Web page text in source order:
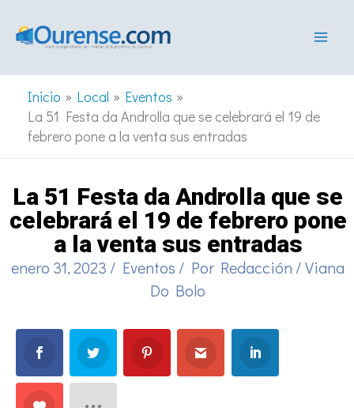
Inicio Local
Eventos
La 51 Festa da Androlla que se celebrará el 19 de
febrero pone a la venta sus entradas
La 51 Festa da Androlla que se
celebrará el 19 de febrero pone
a la venta sus entradas
enero 31, 2023 / Eventos / Por Redacción /Viana
Do Bolo